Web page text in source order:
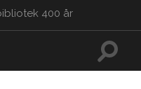
400 år
Slå